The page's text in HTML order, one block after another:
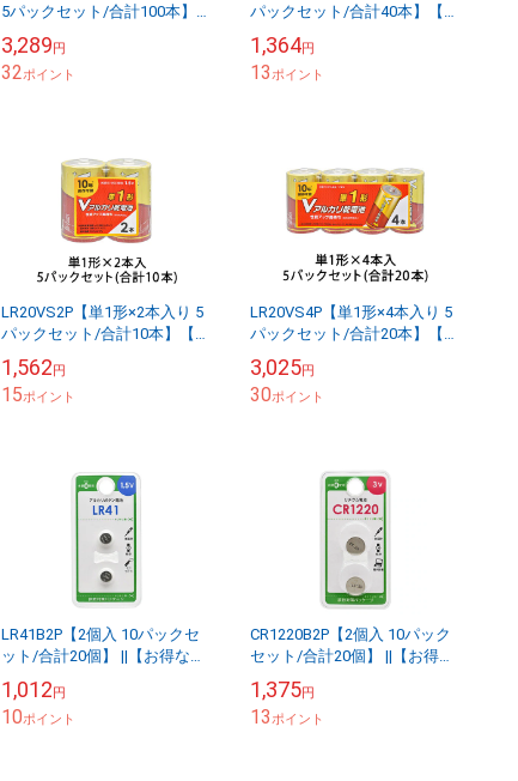
5パックセット/合計100本】
リ乾電池 Vシリーズ1.5V 20...
3,289円
32ポイント
パックセット/合計40本】【お
電池 Vシリーズ1.5V 8本パッ
ク ...
1,364円
13ポイント
LR20VS2P【単1形×2本入り 5
パックセット/合計10本】【お
電池 Vシリーズ1.5V 2本パッ
ク...
1,562円
15ポイント
LR20VS4P【単1形×4本入り 5
パックセット/合計20本】【お
電池 Vシリーズ1.5V 4本パッ
ク...
3,025円
30ポイント
LR41B2P【2個入 10パックセ
ット/合計20個】 ||【お得なセ
10パックセット/合計20個...
1,012円
10ポイント
CR1220B2P【2個入 10パック
セット/合計20個】 ||【お得な
り 10パックセット/合...
1,375円
13ポイント